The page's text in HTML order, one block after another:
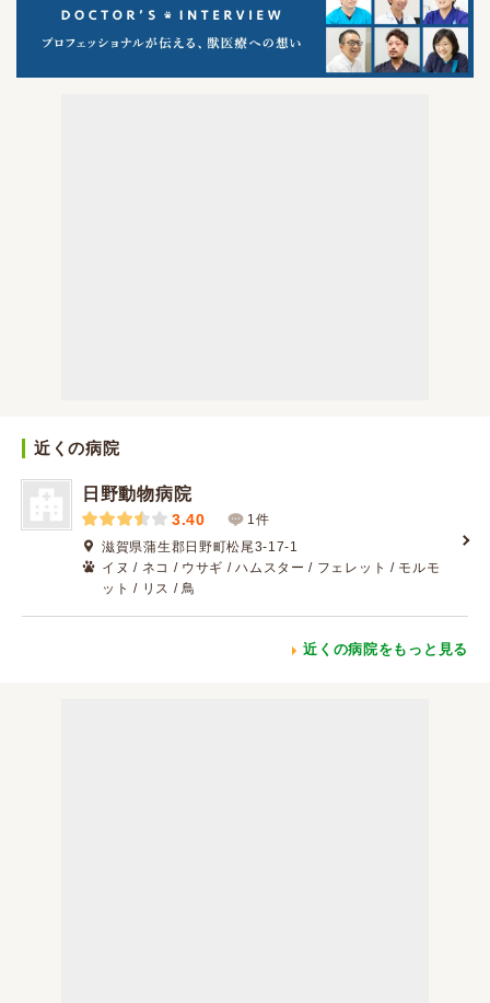
近くの病院
日野動物病院
3.40
1件
滋賀県蒲生郡日野町松尾3-17-1
イヌ / ネコ / ウサギ / ハムスター / フェレット / モルモ
ット / リス / 鳥
近くの病院をもっと見る